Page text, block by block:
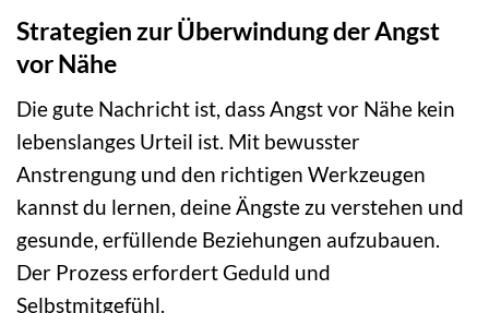
Strategien zur Überwindung der Angst
vor Nähe
Die gute Nachricht ist, dass Angst vor Nähe kein
lebenslanges Urteil ist. Mit bewusster
Anstrengung und den richtigen Werkzeugen
kannst du lernen, deine Ängste zu verstehen und
gesunde, erfüllende Beziehungen aufzubauen.
Der Prozess erfordert Geduld und
Selbstmitgefühl.